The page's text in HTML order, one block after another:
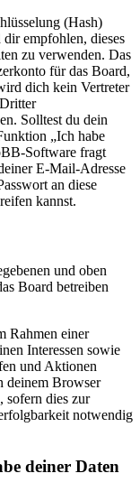
(Hash)
dir empfohlen, dieses
zu verwenden. Das
für das Board,
dich kein Vertreter
Solltest du dein
„Ich habe
Software fragt
E-Mail-Adresse
an diese
kannst.
und oben
Board betreiben
Rahmen einer
Interessen sowie
und Aktionen
deinem Browser
sofern dies zur
notwendig
deiner Daten